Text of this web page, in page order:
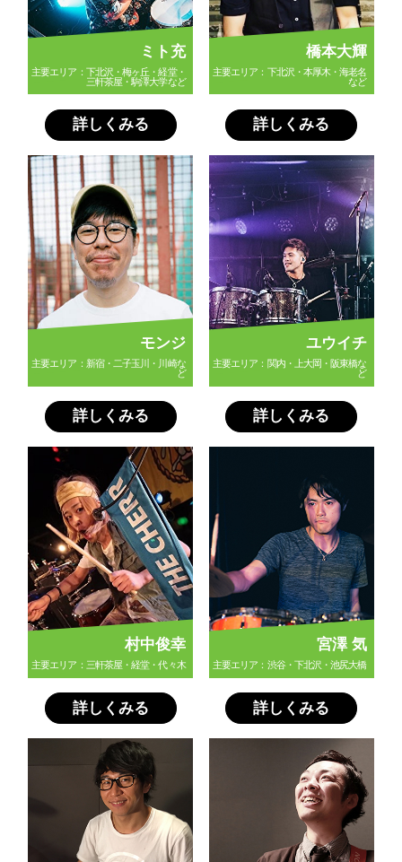
ミト充
主要エリア：下北沢・梅ヶ丘・経堂・
三軒茶屋・駒澤大学など
詳しくみる
橋本大輝
主要エリア：下北沢・本厚木・海老名
など
詳しくみる
モンジ
主要エリア：新宿・二子玉川・川崎な
ど
詳しくみる
ユウイチ
主要エリア：関内・上大岡・阪東橋な
ど
詳しくみる
村中俊幸
主要エリア：三軒茶屋・経堂・代々木
詳しくみる
宮澤 気
主要エリア：渋谷・下北沢・池尻大橋
詳しくみる